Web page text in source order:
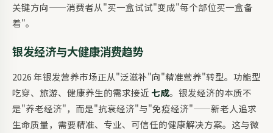
关键方向——消费者从"买一盒试试"变成"每个部位买一盒备
着"。
银发经济与大健康消费趋势
2026 年银发营养市场正从"泛滋补"向"精准营养"转型。功能型
吃穿、旅游、健康养生的需求接近 七成。银发经济的本质不
是"养老经济"，而是"抗衰经济"与"免疫经济"——新老人追求
生命质量，需要精准、专业、可信任的健康解决方案。这与微